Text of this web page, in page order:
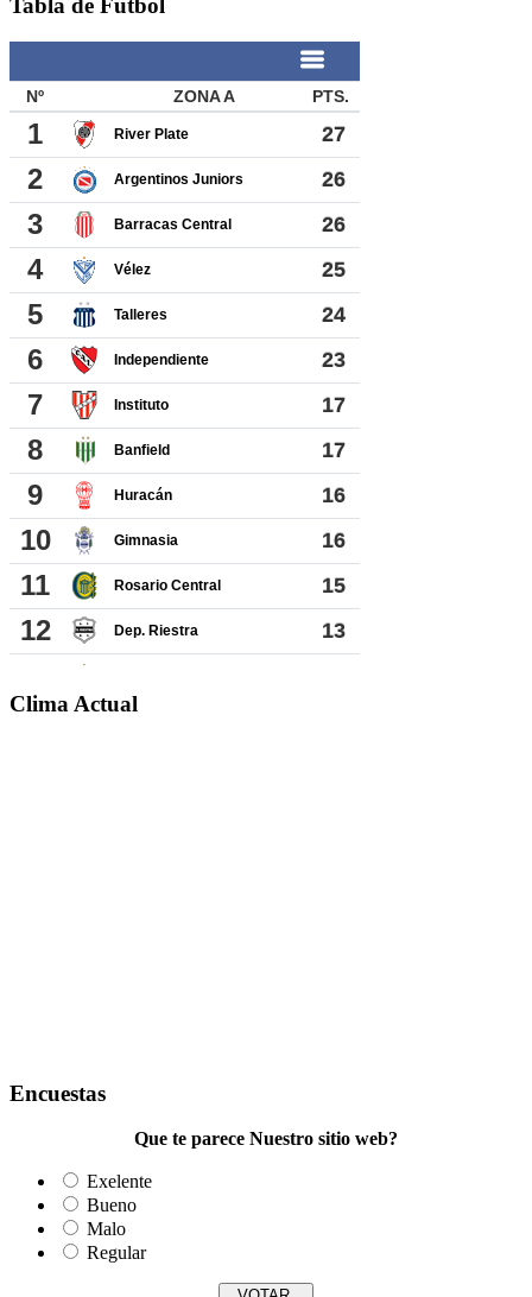
Tabla de Futbol
Clima Actual
Encuestas
Que te parece Nuestro sitio web?
Exelente
Bueno
Malo
Regular